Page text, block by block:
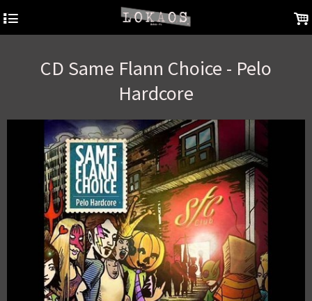
4 .
CD Same Flann Choice - Pelo
Hardcore